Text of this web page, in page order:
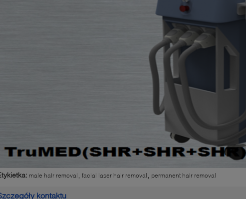
male hair removal facial laser hair removal permanent hair removal
kontaktu